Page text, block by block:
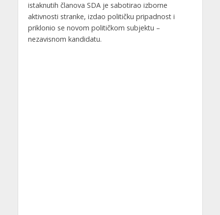
istaknutih članova SDA je sabotirao izborne
aktivnosti stranke, izdao političku pripadnost i
priklonio se novom političkom subjektu –
nezavisnom kandidatu.